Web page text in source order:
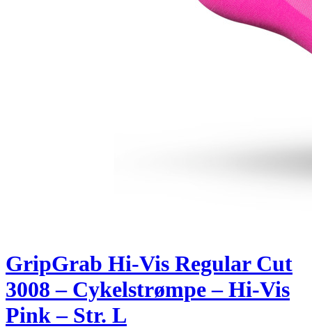
GripGrab Hi-Vis Regular Cut
3008 – Cykelstrømpe – Hi-Vis
Pink – Str. L